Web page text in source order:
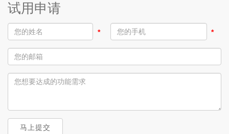
试用申请
* *
马上提交